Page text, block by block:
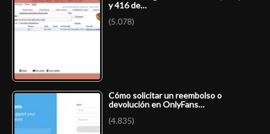
y 416 de…
(5.078)
Cómo solicitar un reembolso o
devolución en OnlyFans…
(4.835)